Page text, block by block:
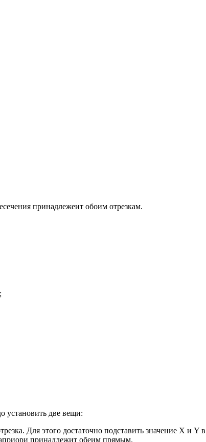
;
установить две вещи:
Для этого достаточно подставить значение X и
принадлежит обеим прямым.